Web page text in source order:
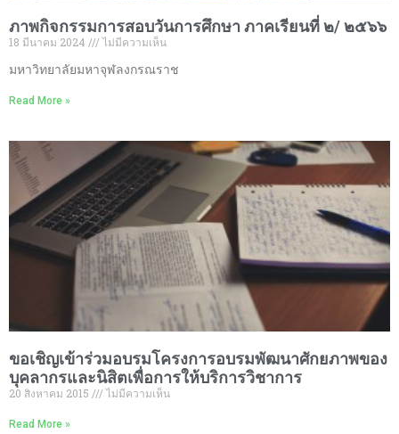
ภาพกิจกรรมการสอบวันการศึกษา ภาคเรียนที่ ๒/ ๒๕๖๖
18 มีนาคม 2024
ไม่มีความเห็น
มหาวิทยาลัยมหาจุฬลงกรณราช
Read More »
ขอเชิญเข้าร่วมอบรมโครงการอบรมพัฒนาศักยภาพของ
บุคลากรและนิสิตเพื่อการให้บริการวิชาการ
20 สิงหาคม 2015 ไม่มีความเห็น
Read More »